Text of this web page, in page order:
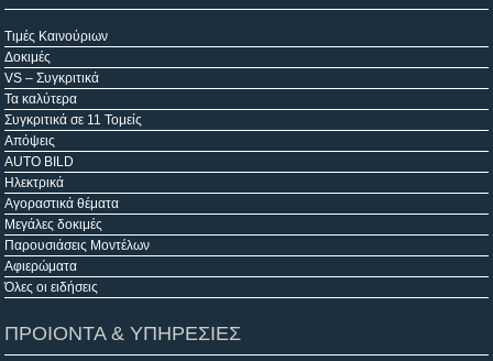
Τιμές Καινούριων
Δοκιμές
VS – Συγκριτικά
Τα καλύτερα
Συγκριτικά σε 11 Τομείς
Απόψεις
AUTO BILD
Ηλεκτρικά
Αγοραστικά θέματα
Μεγάλες δοκιμές
Παρουσιάσεις Μοντέλων
Αφιερώματα
Όλες οι ειδήσεις
ΠΡΟΙΟΝΤΑ & ΥΠΗΡΕΣΙΕΣ